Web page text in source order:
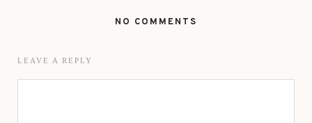
NO COMMENTS
LEAVE A REPLY